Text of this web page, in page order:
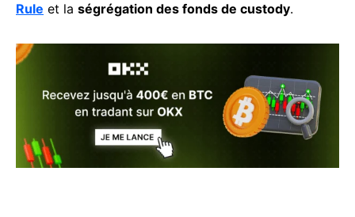
Rule et la ségrégation des fonds de custody.